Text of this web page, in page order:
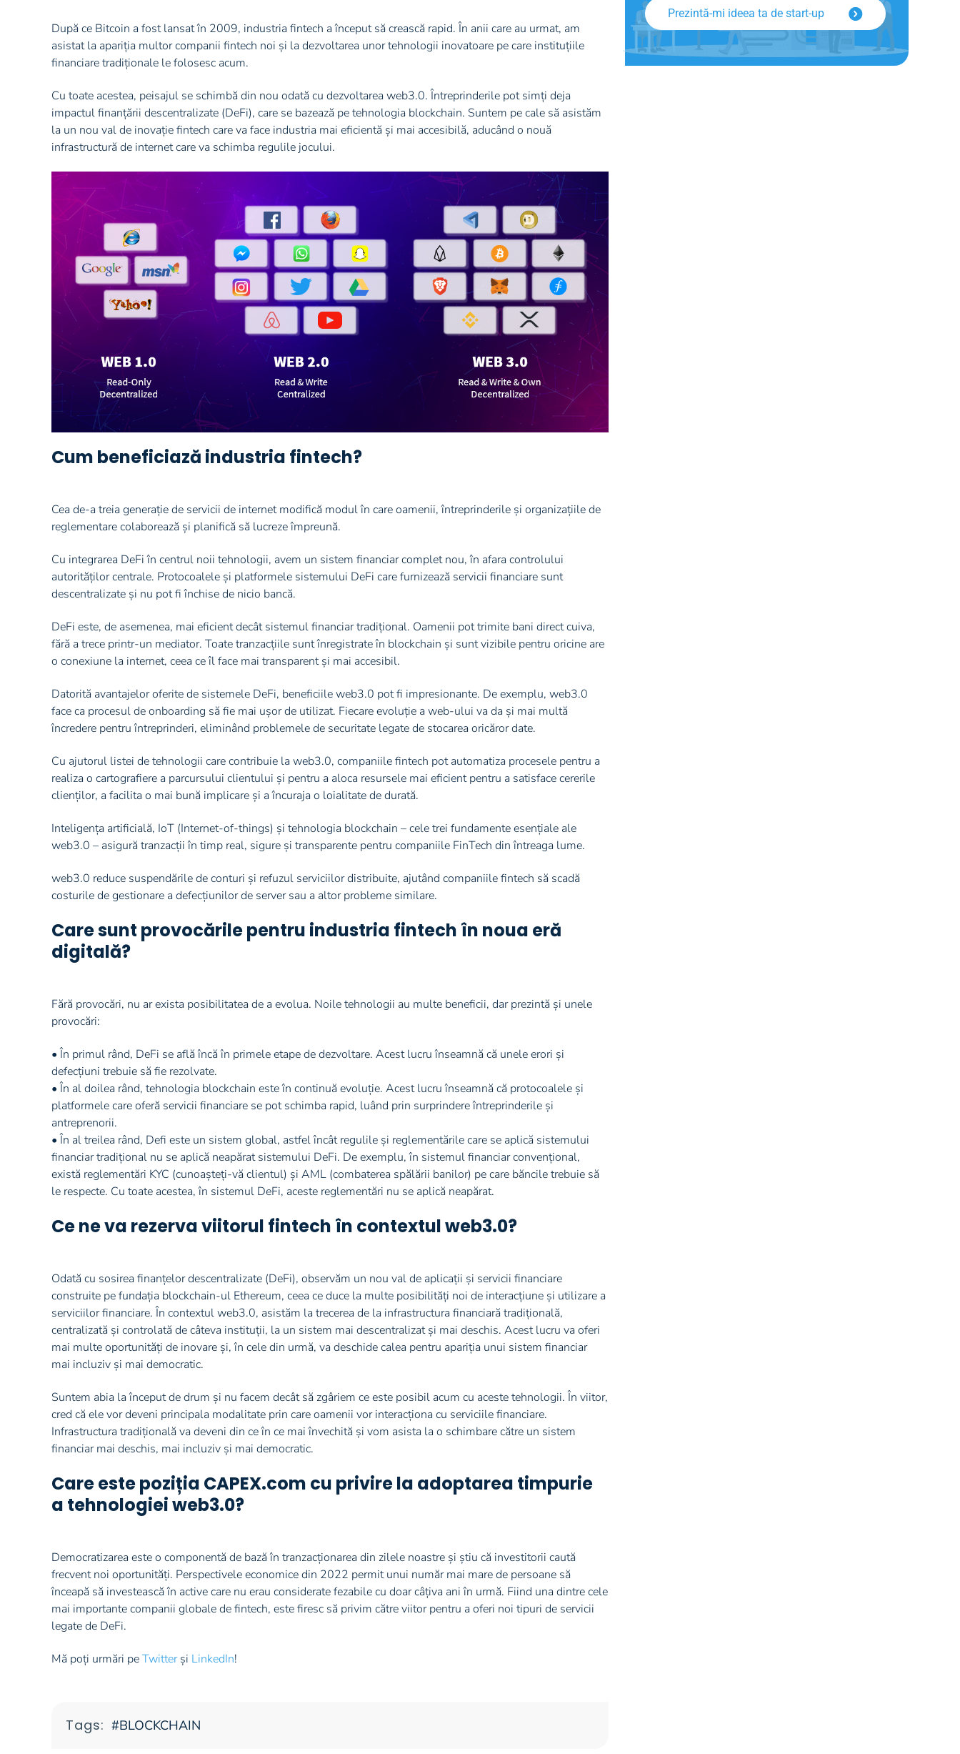
După ce Bitcoin a fost lansat în 2009, industria fintech a început să crească rapid. În anii care au urmat, am
asistat la apariția multor companii fintech noi și la dezvoltarea unor tehnologii inovatoare pe care instituțiile
financiare tradiționale le folosesc acum.
Cu toate acestea, peisajul se schimbă din nou odată cu dezvoltarea web3.0. Întreprinderile pot simți deja
impactul finanțării descentralizate (DeFi), care se bazează pe tehnologia blockchain. Suntem pe cale să asistăm
la un nou val de inovație fintech care va face industria mai eficientă și mai accesibilă, aducând o nouă
infrastructură de internet care va schimba regulile jocului.
Cum beneficiază industria fintech?
Cea de-a treia generație de servicii de internet modifică modul în care oamenii, întreprinderile și organizațiile de
reglementare colaborează și planifică să lucreze împreună.
Cu integrarea DeFi în centrul noii tehnologii, avem un sistem financiar complet nou, în afara controlului
autorităților centrale. Protocoalele și platformele sistemului DeFi care furnizează servicii financiare sunt
descentralizate și nu pot fi închise de nicio bancă.
DeFi este, de asemenea, mai eficient decât sistemul financiar tradițional. Oamenii pot trimite bani direct cuiva,
fără a trece printr-un mediator. Toate tranzacțiile sunt înregistrate în blockchain și sunt vizibile pentru oricine are
o conexiune la internet, ceea ce îl face mai transparent și mai accesibil.
Datorită avantajelor oferite de sistemele DeFi, beneficiile web3.0 pot fi impresionante. De exemplu, web3.0
face ca procesul de onboarding să fie mai ușor de utilizat. Fiecare evoluție a web-ului va da și mai multă
încredere pentru întreprinderi, eliminând problemele de securitate legate de stocarea oricăror date.
Cu ajutorul listei de tehnologii care contribuie la web3.0, companiile fintech pot automatiza procesele pentru a
realiza o cartografiere a parcursului clientului și pentru a aloca resursele mai eficient pentru a satisface cererile
clienților, a facilita o mai bună implicare și a încuraja o loialitate de durată.
Inteligența artificială, IoT (Internet-of-things) și tehnologia blockchain – cele trei fundamente esențiale ale
web3.0 – asigură tranzacții în timp real, sigure și transparente pentru companiile FinTech din întreaga lume.
web3.0 reduce suspendările de conturi și refuzul serviciilor distribuite, ajutând companiile fintech să scadă
costurile de gestionare a defecțiunilor de server sau a altor probleme similare.
Care sunt provocările pentru industria fintech în noua eră
digitală?
Fără provocări, nu ar exista posibilitatea de a evolua. Noile tehnologii au multe beneficii, dar prezintă și unele
provocări:
• În primul rând, DeFi se află încă în primele etape de dezvoltare. Acest lucru înseamnă că unele erori și
defecțiuni trebuie să fie rezolvate.
• În al doilea rând, tehnologia blockchain este în continuă evoluție. Acest lucru înseamnă că protocoalele și
platformele care oferă servicii financiare se pot schimba rapid, luând prin surprindere întreprinderile și
antreprenorii.
• În al treilea rând, Defi este un sistem global, astfel încât regulile și reglementările care se aplică sistemului
financiar tradițional nu se aplică neapărat sistemului DeFi. De exemplu, în sistemul financiar convențional,
există reglementări KYC (cunoașteți-vă clientul) și AML (combaterea spălării banilor) pe care băncile trebuie să
le respecte. Cu toate acestea, în sistemul DeFi, aceste reglementări nu se aplică neapărat.
Ce ne va rezerva viitorul fintech în contextul web3.0?
Odată cu sosirea finanțelor descentralizate (DeFi), observăm un nou val de aplicații și servicii financiare
construite pe fundația blockchain-ul Ethereum, ceea ce duce la multe posibilități noi de interacțiune și utilizare a
serviciilor financiare. În contextul web3.0, asistăm la trecerea de la infrastructura financiară tradițională,
centralizată și controlată de câteva instituții, la un sistem mai descentralizat și mai deschis. Acest lucru va oferi
mai multe oportunități de inovare și, în cele din urmă, va deschide calea pentru apariția unui sistem financiar
mai incluziv și mai democratic.
Suntem abia la început de drum și nu facem decât să zgâriem ce este posibil acum cu aceste tehnologii. În viitor,
cred că ele vor deveni principala modalitate prin care oamenii vor interacționa cu serviciile financiare.
Infrastructura tradițională va deveni din ce în ce mai învechită și vom asista la o schimbare către un sistem
financiar mai deschis, mai incluziv și mai democratic.
Care este poziția CAPEX.com cu privire la adoptarea timpurie
a tehnologiei web3.0?
Democratizarea este o componentă de bază în tranzacționarea din zilele noastre și știu că investitorii caută
frecvent noi oportunități. Perspectivele economice din 2022 permit unui număr mai mare de persoane să
înceapă să investească în active care nu erau considerate fezabile cu doar câțiva ani în urmă. Fiind una dintre cele
mai importante companii globale de fintech, este firesc să privim către viitor pentru a oferi noi tipuri de servicii
legate de DeFi.
Mă poți urmări peTwitterși LinkedIn!
Tags: BLOCKCHAIN
Prezintă-mi ideea ta de start-up